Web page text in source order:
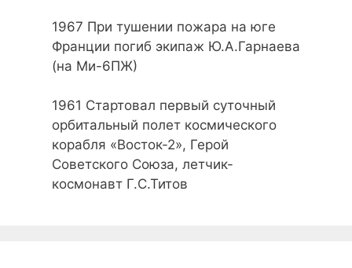
1967 При тушении пожара на юге
Франции погиб экипаж Ю.А.Гарнаева
(на Ми-6ПЖ)
1961 Стартовал первый суточный
орбитальный полет космического
корабля «Восток-2», Герой
Советского Союза, летчик-
космонавт Г.С.Титов